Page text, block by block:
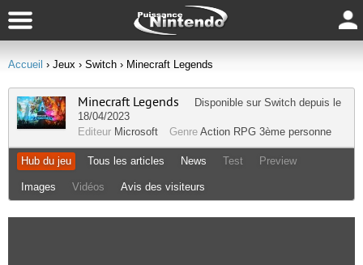
Accueil › Jeux › Switch › Minecraft Legends
Minecraft Legends Disponible sur Switch depuis le
18/04/2023
Editeur Microsoft Genre Action RPG 3ème personne
Hub du jeu Tous les articles News Test Preview
Images Vidéos Avis des visiteurs